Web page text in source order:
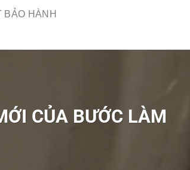
BẢO HÀNH
CỦA BƯỚC LÀM